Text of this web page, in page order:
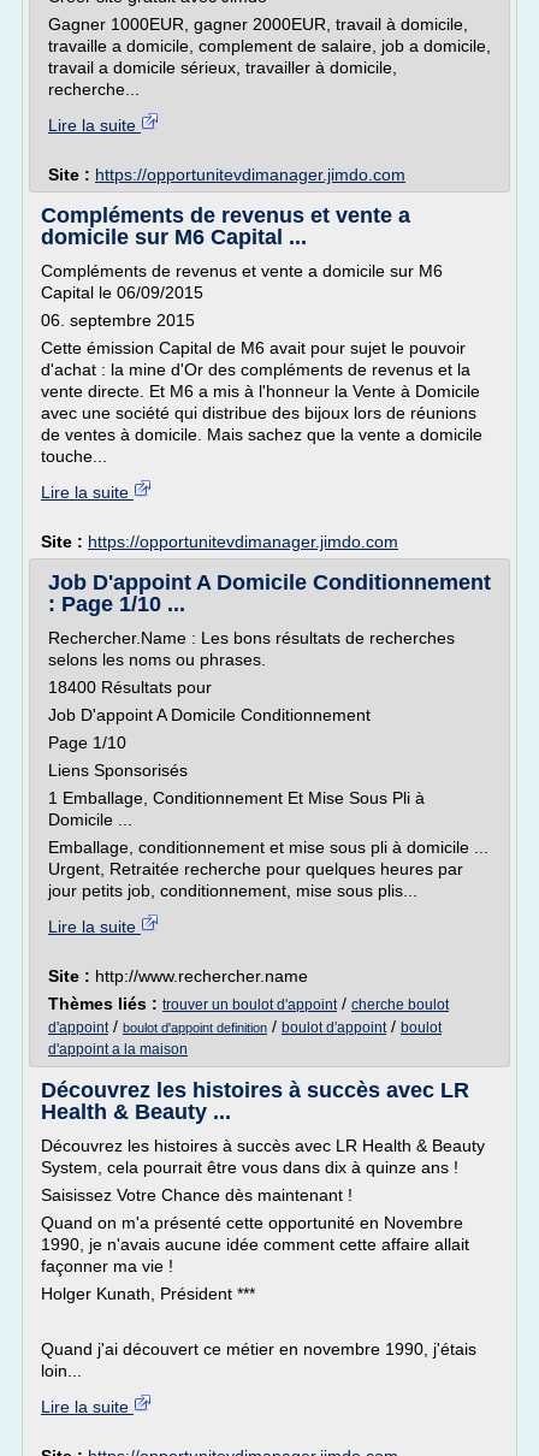
Gagner 1000EUR, gagner 2000EUR, travail à domicile,
travaille a domicile, complement de salaire, job a domicile,
travail a domicile sérieux, travailler à domicile,
recherche...
Lire la suite
Site : https://opportunitevdimanager.jimdo.com
Compléments de revenus et vente a
domicile sur M6 Capital ...
Compléments de revenus et vente a domicile sur M6
Capital le 06/09/2015
06. septembre 2015
Cette émission Capital de M6 avait pour sujet le pouvoir
d'achat : la mine d'Or des compléments de revenus et la
vente directe. Et M6 a mis à l'honneur la Vente à Domicile
avec une société qui distribue des bijoux lors de réunions
de ventes à domicile. Mais sachez que la vente a domicile
touche...
Lire la suite
Site : https://opportunitevdimanager.jimdo.com
Job D'appoint A Domicile Conditionnement
: Page 1/10 ...
Rechercher.Name : Les bons résultats de recherches
selons les noms ou phrases.
18400 Résultats pour
Job D'appoint A Domicile Conditionnement
Page 1/10
Liens Sponsorisés
1 Emballage, Conditionnement Et Mise Sous Pli à
Domicile ...
Emballage, conditionnement et mise sous pli à domicile ...
Urgent, Retraitée recherche pour quelques heures par
jour petits job, conditionnement, mise sous plis...
Lire la suite
Site : http://www.rechercher.name
Thèmes liés : trouver un boulot d'appoint/ cherche boulot
d'appoint/ boulot d'appoint definition / boulot d'appoint/ boulot
d'appoint a la maison
Découvrez les histoires à succès avec LR
Health & Beauty ...
Découvrez les histoires à succès avec LR Health & Beauty
System, cela pourrait être vous dans dix à quinze ans !
Saisissez Votre Chance dès maintenant !
Quand on m'a présenté cette opportunité en Novembre
1990, je n'avais aucune idée comment cette affaire allait
façonner ma vie !
Holger Kunath, Président ***
Quand j'ai découvert ce métier en novembre 1990, j'étais
loin...
Lire la suite